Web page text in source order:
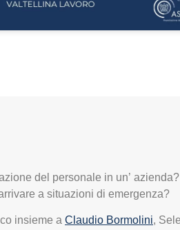
del personale in un’
a situazioni di emergenza?
insieme a Claudio Bormolini,